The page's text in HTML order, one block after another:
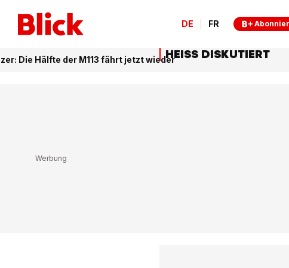
DE FR
Die Hälfte der M113 fährt jetzt wiederHEISS DISKUTIERT